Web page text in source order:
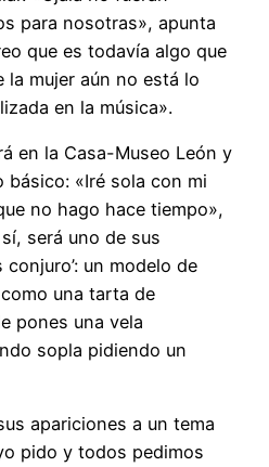
para nosotras», apunta
que es todavía algo que
la mujer aún no está lo
en la música».
en la Casa-Museo León y
«Iré sola con mi
no hago hace tiempo»,
será uno de sus
un modelo de
una tarta de
pones una vela
sopla pidiendo un
apariciones a un tema
pido y todos pedimos